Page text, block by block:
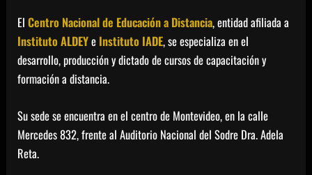
ElCentro Nacional de Educación a Distancia, entidad afiliada a
Instituto ALDEYe Instituto IADE, se especializa en el
desarrollo, producción y dictado de cursos de capacitación y
formación a distancia.
Su sede se encuentra en el centro de Montevideo, en la calle
Mercedes 832, frente al Auditorio Nacional del Sodre Dra. Adela
Reta.